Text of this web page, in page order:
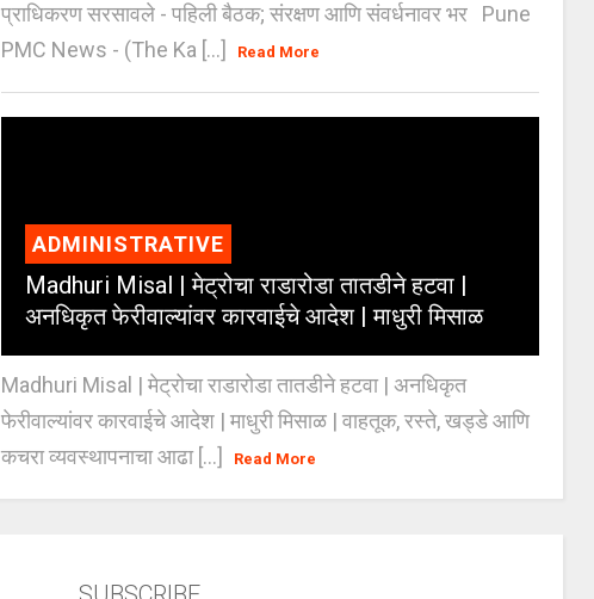
प्राधिकरण सरसावले - पहिली बैठक; संरक्षण आणि संवर्धनावर भर Pune
PMC News - (The Ka [...]
Read More
ADMINISTRATIVE
Madhuri Misal | मेट्रोचा राडारोडा तातडीने हटवा |
अनधिकृत फेरीवाल्यांवर कारवाईचे आदेश | माधुरी मिसाळ
Madhuri Misal | मेट्रोचा राडारोडा तातडीने हटवा | अनधिकृत
फेरीवाल्यांवर कारवाईचे आदेश | माधुरी मिसाळ | वाहतूक, रस्ते, खड्डे आणि
कचरा व्यवस्थापनाचा आढा [...]
Read More